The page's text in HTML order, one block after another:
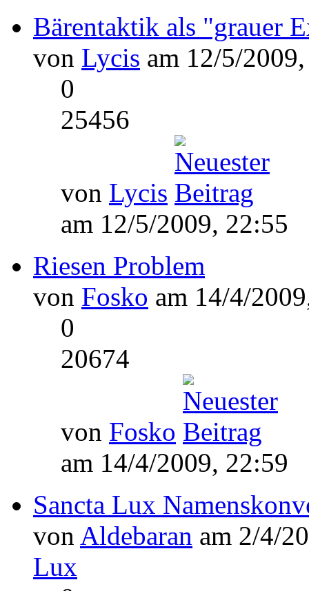
Bärentaktik als "grauer
von Lycis am 12/5/
0
25456
von Lycis
am 12/5/2009, 22:55
Riesen Problem
von Fosko am 14/4/
0
20674
von Fosko
am 14/4/2009, 22:59
Sancta Lux
von Aldebaran am 2/4/
Lux